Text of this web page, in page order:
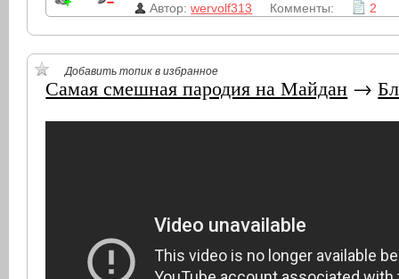
Автор:wervolf313 Комменты: 2
Добавить топик в избранное
Самая смешная пародия на Майдан →